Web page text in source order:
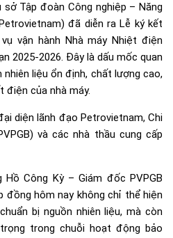
Tập đoàn Công nghiệp – Năng
đã diễn ra Lễ ký kết
vận hành Nhà máy Nhiệt điện
2025-2026. Đây là dấu mốc quan
liệu ổn định, chất lượng cao,
điện của nhà máy.
diện lãnh đạo Petrovietnam, Chi
và các nhà thầu cung cấp
Công Kỳ – Giám đốc PVPGB
đồng hôm nay không chỉ thể hiện
bị nguồn nhiên liệu, mà còn
trong chuỗi hoạt động bảo